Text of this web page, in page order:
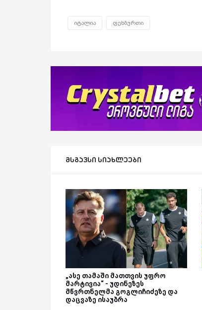
იტალია ფეხბურთი
მსგავსი სიახლეები
„ასე თამაში მათთვის უფრო
მარტივია“ - უდინეზეს
მწვრთნელმა გოგლიჩიძეზე და
დაცვაზე ისაუბრა